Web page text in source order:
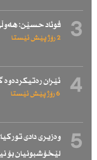
3 فوئاد حسێن:
2 رۆژ پێش ئێستا
4 ئێران
6 رۆژ پێش ئێستا
5
وەزیری دادی
لێخۆشبونیان بۆ